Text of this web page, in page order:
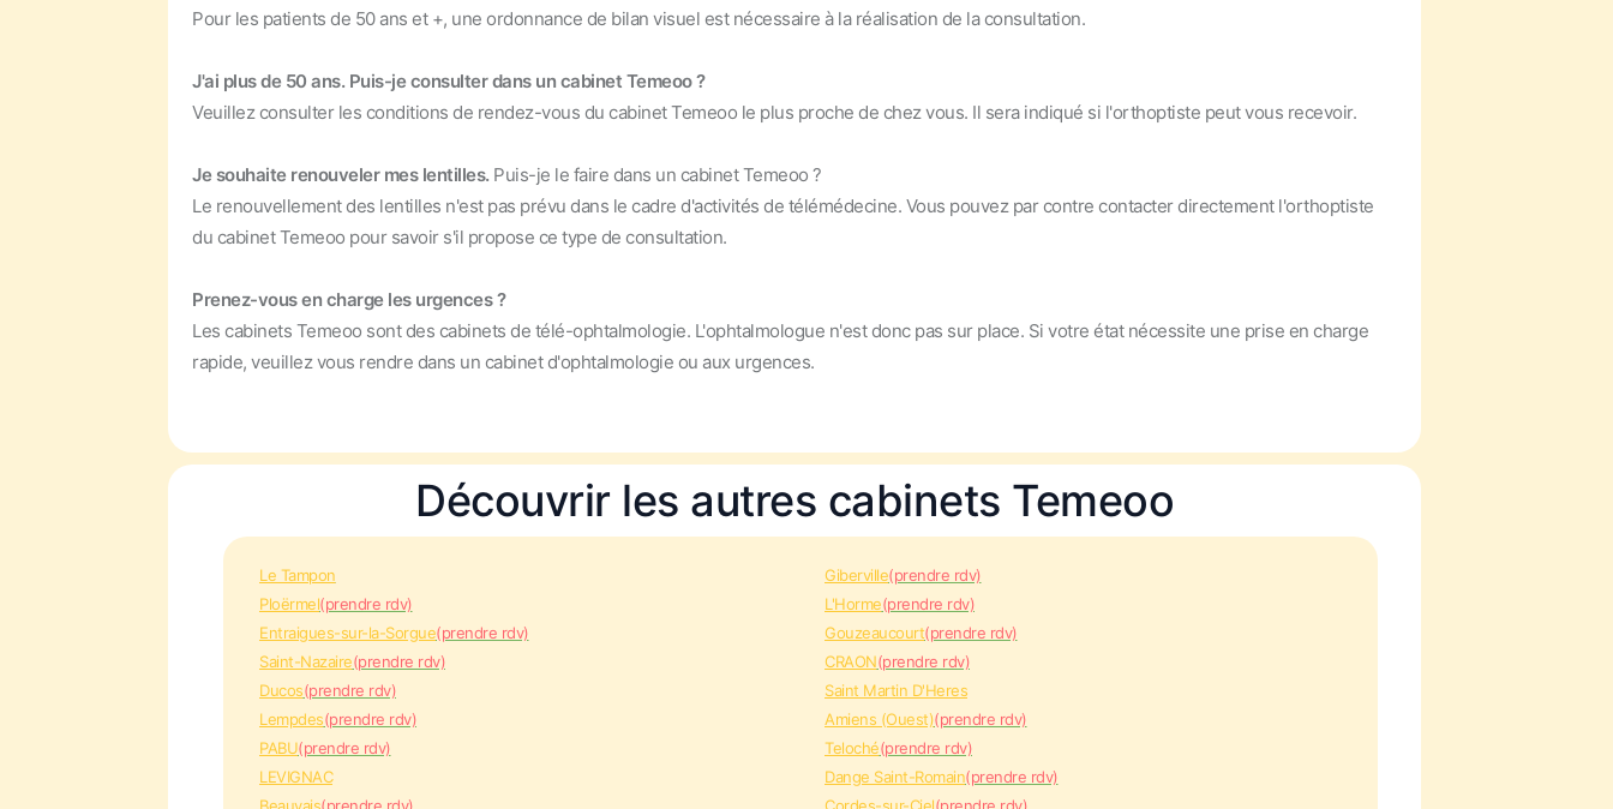
Pour les patients de 50 ans et +, une ordonnance de bilan visuel est nécessaire à la réalisation de la consultation.
J'ai plus de 50 ans. Puis-je consulter dans un cabinet Temeoo ?
Veuillez consulter les conditions de rendez-vous du cabinet Temeoo le plus proche de chez vous. Il sera indiqué si l'orthoptiste peut vous recevoir.
Je souhaite renouveler mes lentilles. Puis-je le faire dans un cabinet Temeoo ?
Le renouvellement des lentilles n'est pas prévu dans le cadre d'activités de télémédecine. Vous pouvez par contre contacter directement l'orthoptiste
du cabinet Temeoo pour savoir s'il propose ce type de consultation.
Prenez-vous en charge les urgences ?
Les cabinets Temeoo sont des cabinets de télé-ophtalmologie. L'ophtalmologue n'est donc pas sur place. Si votre état nécessite une prise en charge
rapide, veuillez vous rendre dans un cabinet d'ophtalmologie ou aux urgences.
Découvrir les autres cabinets Temeoo
Le Tampon Giberville(prendre rdv)
Ploërmel(prendre rdv) L'Horme(prendre rdv)
Entraigues-sur-la-Sorgue(prendre rdv) Gouzeaucourt(prendre rdv)
Saint-Nazaire(prendre rdv) CRAON(prendre rdv)
Ducos(prendre rdv)
Saint Martin D'Heres
Lempdes(prendre rdv) Amiens (Ouest)(prendre rdv)
PABU(prendre rdv) Teloché(prendre rdv)
LEVIGNAC
Dange Saint-Romain(prendre rdv)